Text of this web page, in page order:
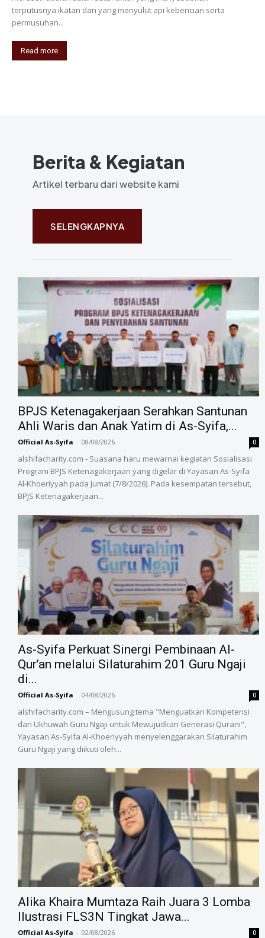
terputusnya ikatan dan yang menyulut api kebencian serta
permusuhan...
Read more
Berita & Kegiatan
Artikel terbaru dari website kami
SELENGKAPNYA
BPJS Ketenagakerjaan Serahkan Santunan
Ahli Waris dan Anak Yatim di As-Syifa,...
Official As-Syifa - 08/08/2026 0
alshifacharity.com - Suasana haru mewarnai kegiatan Sosialisasi
Program BPJS Ketenagakerjaan yang digelar di Yayasan As-Syifa
Al-Khoeriyyah pada Jumat (7/8/2026). Pada kesempatan tersebut,
BPJS Ketenagakerjaan...
As-Syifa Perkuat Sinergi Pembinaan Al-
Qur’an melalui Silaturahim 201 Guru Ngaji
di...
Official As-Syifa - 04/08/2026 0
alshifacharity.com – Mengusung tema "Menguatkan Kompetensi
dan Ukhuwah Guru Ngaji untuk Mewujudkan Generasi Qurani",
Yayasan As-Syifa Al-Khoeriyyah menyelenggarakan Silaturahim
Guru Ngaji yang diikuti oleh...
Alika Khaira Mumtaza Raih Juara 3 Lomba
Ilustrasi FLS3N Tingkat Jawa...
Official As-Syifa - 02/08/2026 0